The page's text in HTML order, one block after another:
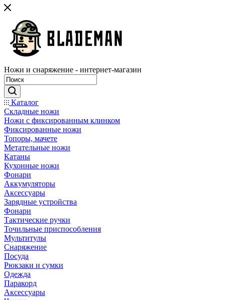
Ножи и снаряжение - интернет-магазин
Каталог
Складные ножи
Ножи с фиксированным клинком
Фиксированные ножи
Топоры, мачете
Метательные ножи
Катаны
Кухонные ножи
Фонари
Аккумуляторы
Аксессуары
Зарядные устройства
Фонари
Тактические ручки
Точильные приспособления
Мультитулы
Снаряжение
Посуда
Рюкзаки и сумки
Одежда
Паракорд
Аксессуары